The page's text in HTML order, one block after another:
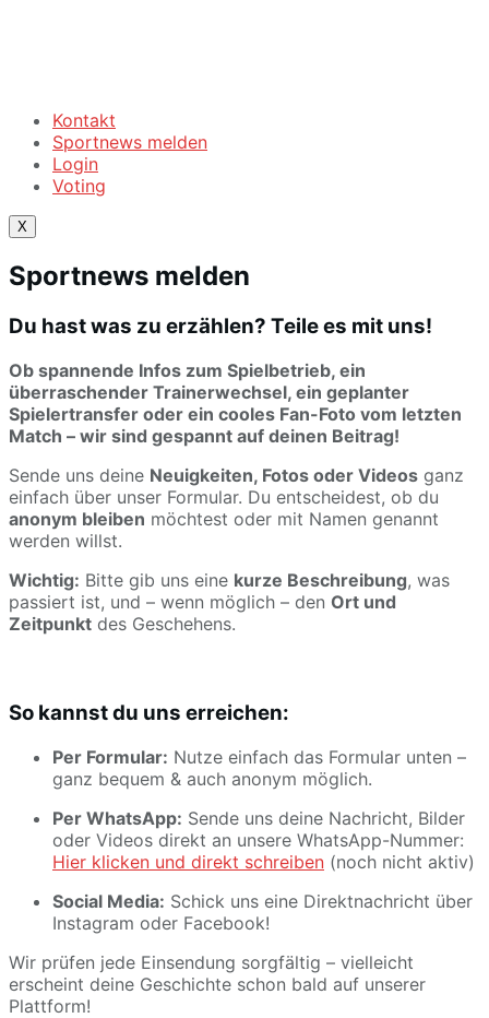
Kontakt
Sportnews melden
Login
Voting
X
Sportnews melden
Du hast was zu erzählen? Teile es mit uns!
Ob spannende Infos zum Spielbetrieb, ein
überraschender Trainerwechsel, ein geplanter
Spielertransfer oder ein cooles Fan-Foto vom letzten
Match – wir sind gespannt auf deinen Beitrag!
Sende uns deine Neuigkeiten, Fotos oder Videos ganz
einfach über unser Formular. Du entscheidest, ob du
anonym bleiben möchtest oder mit Namen genannt
werden willst.
Wichtig: Bitte gib uns eine kurze Beschreibung, was
passiert ist, und – wenn möglich – den Ort und
Zeitpunkt des Geschehens.
So kannst du uns erreichen:
Per Formular: Nutze einfach das Formular unten –
ganz bequem & auch anonym möglich.
Per WhatsApp: Sende uns deine Nachricht, Bilder
oder Videos direkt an unsere WhatsApp-Nummer:
Hier klicken und direkt schreiben (noch nicht aktiv)
Social Media: Schick uns eine Direktnachricht über
Instagram oder Facebook!
Wir prüfen jede Einsendung sorgfältig – vielleicht
erscheint deine Geschichte schon bald auf unserer
Plattform!